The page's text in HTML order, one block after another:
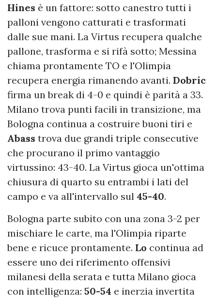
Hines è un fattore: sotto canestro tutti i
palloni vengono catturati e trasformati
dalle sue mani. La Virtus recupera qualche
pallone, trasforma e si rifà sotto; Messina
chiama prontamente TO e l'Olimpia
recupera energia rimanendo avanti. Dobric
firma un break di 4-0 e quindi è parità a 33.
Milano trova punti facili in transizione, ma
Bologna continua a costruire buoni tiri e
Abass trova due grandi triple consecutive
che procurano il primo vantaggio
virtussino: 43-40. La Virtus gioca un'ottima
chiusura di quarto su entrambi i lati del
campo e va all'intervallo sul 45-40.
Bologna parte subito con una zona 3-2 per
mischiare le carte, ma l'Olimpia riparte
bene e ricuce prontamente. Lo continua ad
essere uno dei riferimento offensivi
milanesi della serata e tutta Milano gioca
con intelligenza: 50-54 e inerzia invertita